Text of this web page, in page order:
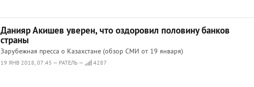
Данияр Акишев уверен, что оздоровил половину банков
страны
Зарубежная пресса о Казахстане (обзор СМИ от 19 января)
19 ЯНВ 2018, 07:45 — РАТЕЛЬ — 4287